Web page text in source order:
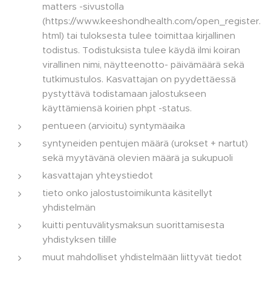
matters -sivustolla
(https://www.keeshondhealth.com/open_register.
html) tai tuloksesta tulee toimittaa kirjallinen
todistus. Todistuksista tulee käydä ilmi koiran
virallinen nimi, näytteenotto- päivämäärä sekä
tutkimustulos. Kasvattajan on pyydettäessä
pystyttävä todistamaan jalostukseen
käyttämiensä koirien phpt -status.
pentueen (arvioitu) syntymäaika
syntyneiden pentujen määrä (urokset + nartut)
sekä myytävänä olevien määrä ja sukupuoli
kasvattajan yhteystiedot
tieto onko jalostustoimikunta käsitellyt
yhdistelmän
kuitti pentuvälitysmaksun suorittamisesta
yhdistyksen tilille
muut mahdolliset yhdistelmään liittyvät tiedot